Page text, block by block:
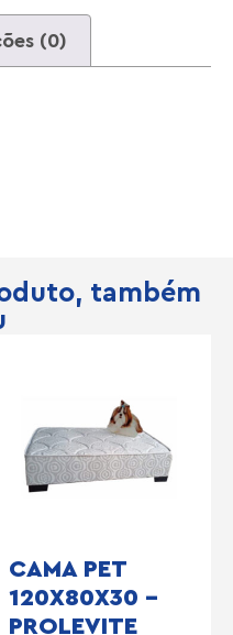
(0)
também
CAMA PET
120X80X30 –
PROLEVITE